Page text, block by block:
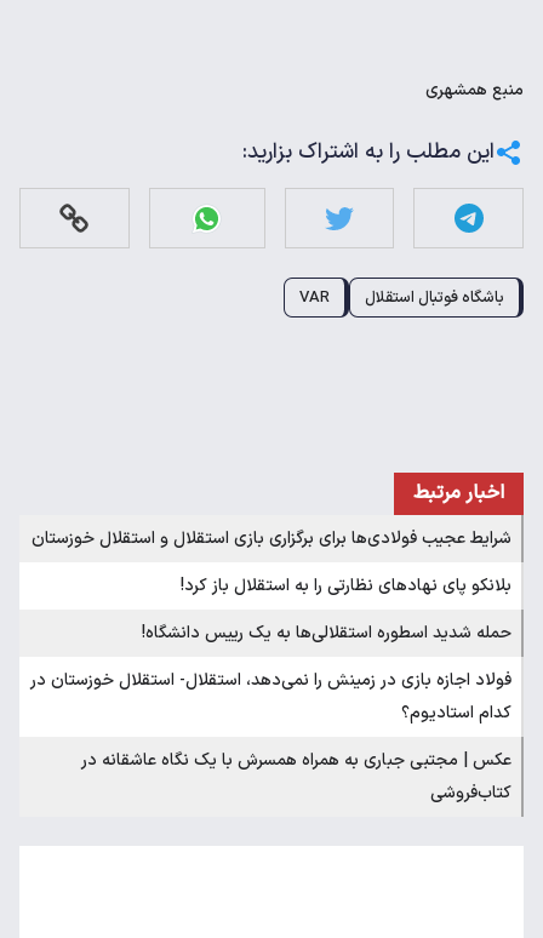
منبع همشهری
این مطلب را به اشتراک بزارید:
باشگاه فوتبال استقلال VAR
اخبار مرتبط
شرایط عجیب فولادی‌ها برای برگزاری بازی استقلال و استقلال خوزستان
بلانکو پای نهادهای نظارتی را به استقلال باز کرد!
حمله شدید اسطوره استقلالی‌ها به یک رییس دانشگاه!
فولاد اجازه بازی در زمینش را نمی‌دهد، استقلال- استقلال خوزستان در
کدام استادیوم؟
عکس | مجتبی جباری به همراه همسرش با یک نگاه عاشقانه در
کتاب‌فروشی